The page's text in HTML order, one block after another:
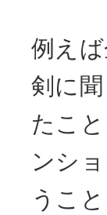
例え
剣に
たこ
ンシ
うこと